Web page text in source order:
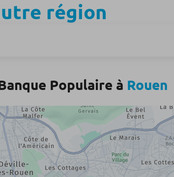
région
Populaire à Rouen